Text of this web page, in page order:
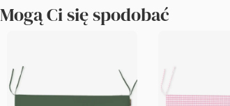
Mogą Ci się spodobać